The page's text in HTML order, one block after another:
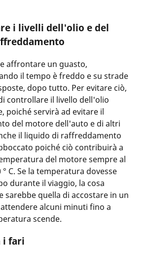
i livelli dell'olio e del
affrontare un guasto,
il tempo è freddo e su strade
dopo tutto. Per evitare ciò,
controllare il livello dell'olio
poiché servirà ad evitare il
del motore dell'auto e di altri
il liquido di raffreddamento
poiché ciò contribuirà a
del motore sempre al
C. Se la temperatura dovesse
durante il viaggio, la cosa
sarebbe quella di accostare in un
alcuni minuti fino a
scende.
i fari